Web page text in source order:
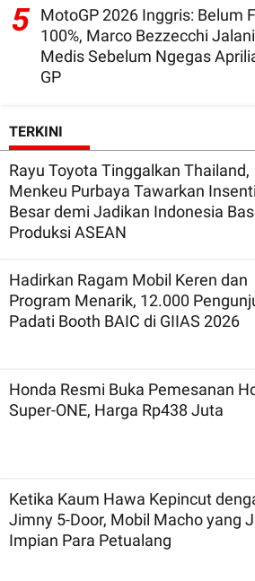
5 MotoGP 2026 Inggris: Belum
100%, Marco Bezzecchi
Medis Sebelum Ngegas
GP
TERKINI
Rayu Toyota Tinggalkan Thailand,
Menkeu Purbaya Tawarkan
Besar demi Jadikan Indonesia
Produksi ASEAN
Hadirkan Ragam Mobil Keren dan
Program Menarik, 12.000
Padati Booth BAIC di GIIAS 2026
Honda Resmi Buka Pemesanan
Super-ONE, Harga Rp438 Juta
Ketika Kaum Hawa Kepincut
Jimny 5-Door, Mobil Macho yang
Impian Para Petualang